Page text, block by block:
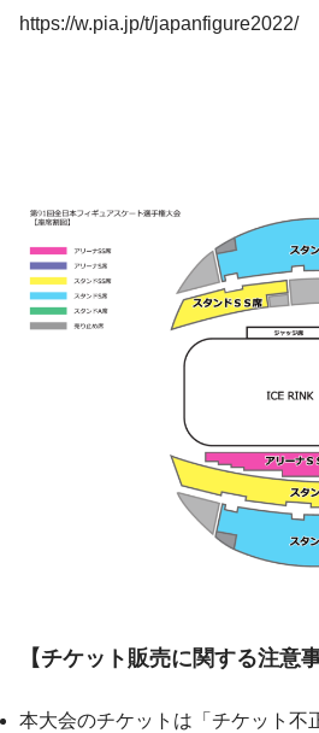
https://w.pia.jp/t/japanfigure2022/
【チケット販売に関する注意事
本大会のチケットは「チケット不